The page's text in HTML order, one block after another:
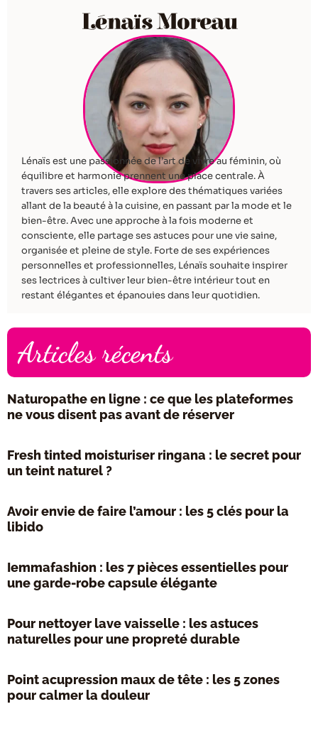
Lénaïs Moreau
Lénaïs est une passionnée de l’art de vivre au féminin, où
équilibre et harmonie prennent une place centrale. À
travers ses articles, elle explore des thématiques variées
allant de la beauté à la cuisine, en passant par la mode et le
bien-être. Avec une approche à la fois moderne et
consciente, elle partage ses astuces pour une vie saine,
organisée et pleine de style. Forte de ses expériences
personnelles et professionnelles, Lénaïs souhaite inspirer
ses lectrices à cultiver leur bien-être intérieur tout en
restant élégantes et épanouies dans leur quotidien.
Articles récents
Naturopathe en ligne : ce que les plateformes
ne vous disent pas avant de réserver
Fresh tinted moisturiser ringana : le secret pour
un teint naturel ?
Avoir envie de faire l’amour : les 5 clés pour la
libido
Iemmafashion : les 7 pièces essentielles pour
une garde-robe capsule élégante
Pour nettoyer lave vaisselle : les astuces
naturelles pour une propreté durable
Point acupression maux de tête : les 5 zones
pour calmer la douleur